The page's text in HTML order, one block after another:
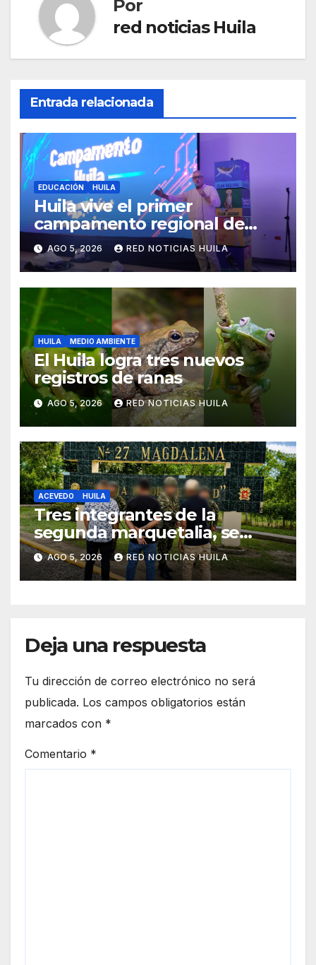
Por
red noticias Huila
Entrada relacionada
EDUCACIÓN HUILA
Huila vive el primer
campamento regional de
Tecnologías Para Aprender
AGO 5, 2026 RED NOTICIAS HUILA
HUILA MEDIO AMBIENTE
El Huila logra tres nuevos
registros de ranas
AGO 5, 2026 RED NOTICIAS HUILA
ACEVEDO HUILA
Tres integrantes de la
segunda marquetalia, se
sometieron a la justicia
AGO 5, 2026 RED NOTICIAS HUILA
Deja una respuesta
Tu dirección de correo electrónico no será
publicada. Los campos obligatorios están
marcados con *
Comentario *